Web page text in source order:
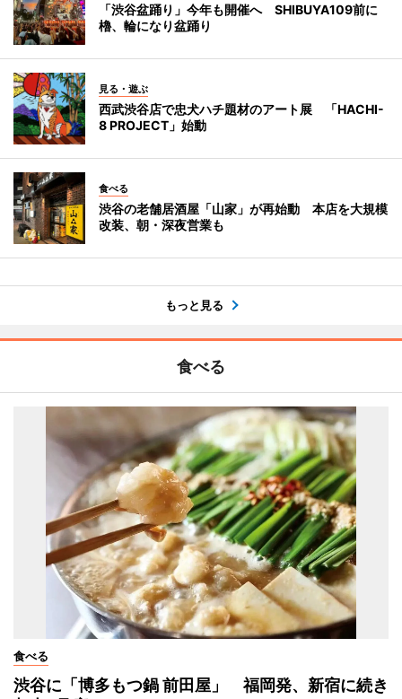
「渋谷盆踊り」今年も開催へ SHIBUYA109前に
櫓、輪になり盆踊り
見る・遊ぶ
西武渋谷店で忠犬ハチ題材のアート展 「HACHI-
8 PROJECT」始動
食べる
渋谷の老舗居酒屋「山家」が再始動 本店を大規模
改装、朝・深夜営業も
もっと見る
食べる
食べる
渋谷に「博多もつ鍋 前田屋」 福岡発、新宿に続き